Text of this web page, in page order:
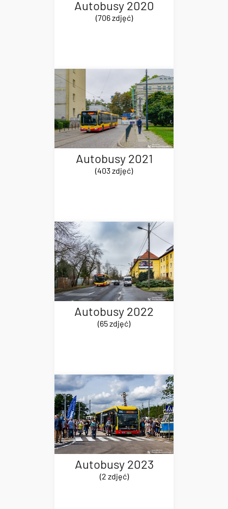
Autobusy 2020
(706 zdjęć)
Autobusy 2021
(403 zdjęć)
Autobusy 2022
(65 zdjęć)
Autobusy 2023
(2 zdjęć)